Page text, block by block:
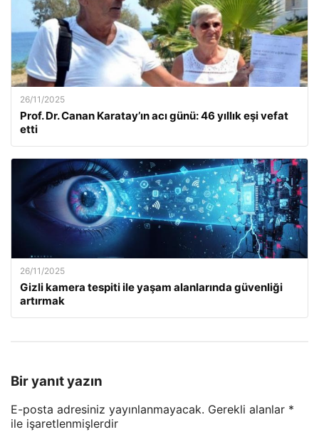
26/11/2025
Prof. Dr. Canan Karatay’ın acı günü: 46 yıllık eşi vefat
etti
26/11/2025
Gizli kamera tespiti ile yaşam alanlarında güvenliği
artırmak
Bir yanıt yazın
E-posta adresiniz yayınlanmayacak. Gerekli alanlar *
ile işaretlenmişlerdir